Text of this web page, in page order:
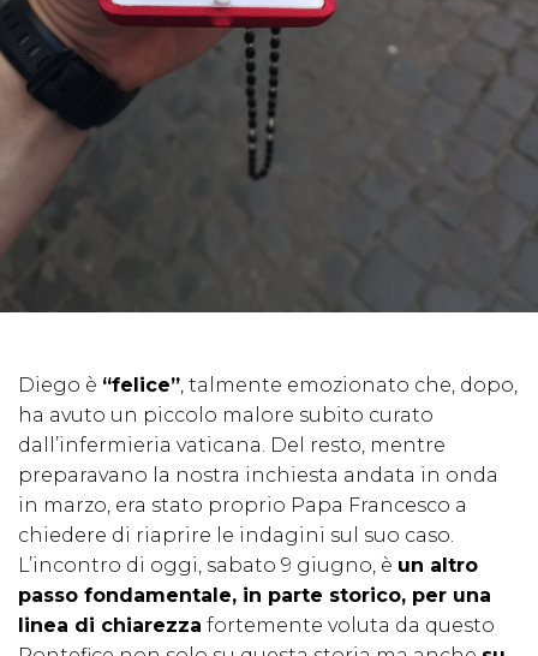
Diego è “felice” , talmente emozionato che, dopo,
ha avuto un piccolo malore subito curato
dall’infermieria vaticana. Del resto, mentre
preparavano la nostra inchiesta andata in onda
in marzo, era stato proprio Papa Francesco a
chiedere di riaprire le indagini sul suo caso.
L’incontro di oggi, sabato 9 giugno, è un altro
passo fondamentale, in parte storico, per una
linea di chiarezza fortemente voluta da questo